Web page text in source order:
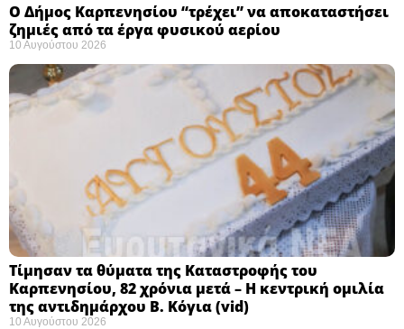
Ο Δήμος Καρπενησίου “τρέχει” να αποκαταστήσει
ζημιές από τα έργα φυσικού αερίου
10 Αυγούστου 2026
Τίμησαν τα θύματα της Καταστροφής του
Καρπενησίου, 82 χρόνια μετά – Η κεντρική ομιλία
της αντιδημάρχου Β. Κόγια (vid)
10 Αυγούστου 2026